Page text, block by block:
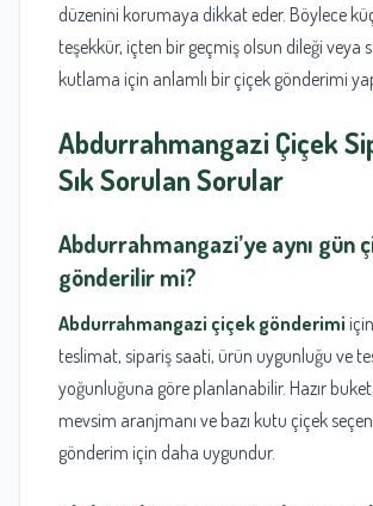
düzenini korumaya dikkat eder. Böylece
teşekkür, içten bir geçmiş olsun dileği veya
kutlama için anlamlı bir çiçek gönderimi
Abdurrahmangazi Çiçek
Sık Sorulan Sorular
Abdurrahmangazi’ye aynı gün
gönderilir mi?
Abdurrahmangazi çiçek gönderimi
teslimat, sipariş saati, ürün uygunluğu ve
yoğunluğuna göre planlanabilir. Hazır
mevsim aranjmanı ve bazı kutu çiçek
gönderim için daha uygundur.